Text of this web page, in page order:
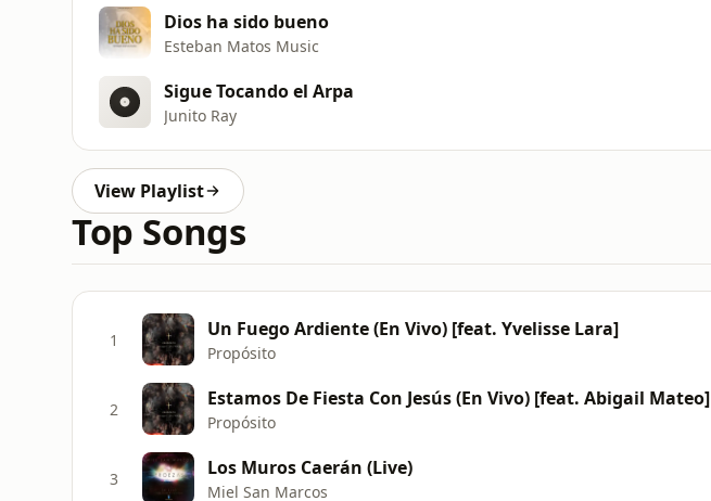
Dios ha sido bueno
Esteban Matos Music
Sigue Tocando el Arpa
Junito Ray
View Playlist
Top Songs
1 Un Fuego Ardiente (En Vivo) [feat. Yvelisse Lara]
Propósito
2 Estamos De Fiesta Con Jesús (En Vivo) [feat. Abigail Mateo]
Propósito
3 Los Muros Caerán (Live)
Miel San Marcos